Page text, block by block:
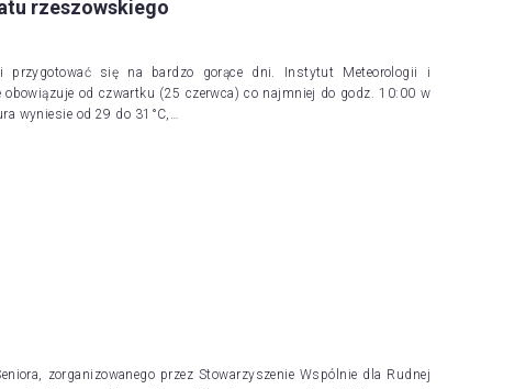
rzeszowskiego
przygotować się na bardzo gorące dni. Instytut Meteorologii i
obowiązuje od czwartku (25 czerwca) co najmniej do godz. 10:00 w
wyniesie od 29 do 31°C,…
zorganizowanego przez Stowarzyszenie Wspólnie dla Rudnej